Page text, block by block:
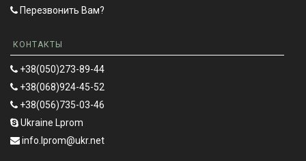
Перезвонить Вам?
КОНТАКТЫ
+38(050)273-89-44
+38(068)924-45-52
+38(056)735-03-46
Ukraine Lprom
info.lprom@ukr.net